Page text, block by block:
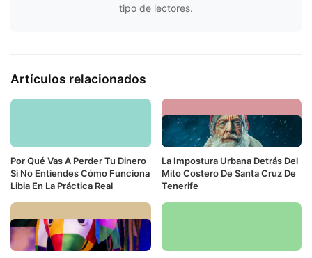
tipo de lectores.
Artículos relacionados
Por Qué Vas A Perder Tu Dinero
Si No Entiendes Cómo Funciona
Libia En La Práctica Real
La Impostura Urbana Detrás Del
Mito Costero De Santa Cruz De
Tenerife